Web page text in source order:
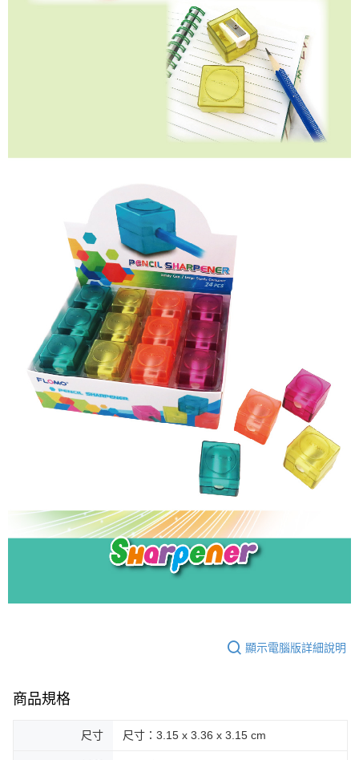
顯示電腦版詳細說明
商品規格
尺寸 尺寸：3.15 x 3.36 x 3.15 cm